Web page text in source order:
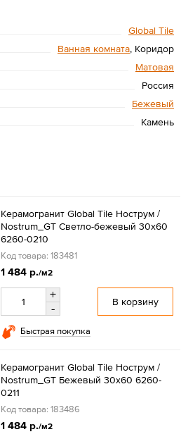
Global Tile
Ванная комната, Коридор
Матовая
Россия
Бежевый
Камень
Керамогранит Global Tile Нострум /
Nostrum_GT Светло-бежевый 30x60
6260-0210
Код товара: 183481
1 484 р./м2
+
-
В корзину
Быстрая покупка
Керамогранит Global Tile Нострум /
Nostrum_GT Бежевый 30x60 6260-
0211
Код товара: 183486
1 484 р./м2